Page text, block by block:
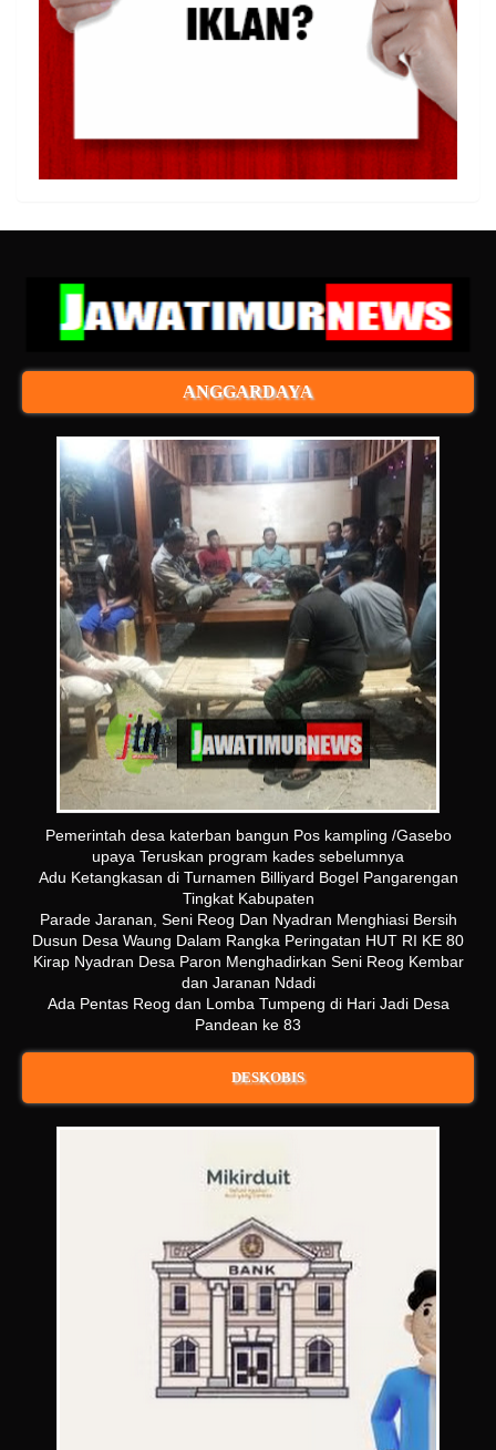
ANGGARDAYA
Pemerintah desa katerban bangun Pos kampling /Gasebo
upaya Teruskan program kades sebelumnya
Adu Ketangkasan di Turnamen Billiyard Bogel Pangarengan
Tingkat Kabupaten
Parade Jaranan, Seni Reog Dan Nyadran Menghiasi Bersih
Dusun Desa Waung Dalam Rangka Peringatan HUT RI KE 80
Kirap Nyadran Desa Paron Menghadirkan Seni Reog Kembar
dan Jaranan Ndadi
Ada Pentas Reog dan Lomba Tumpeng di Hari Jadi Desa
Pandean ke 83
DESKOBIS